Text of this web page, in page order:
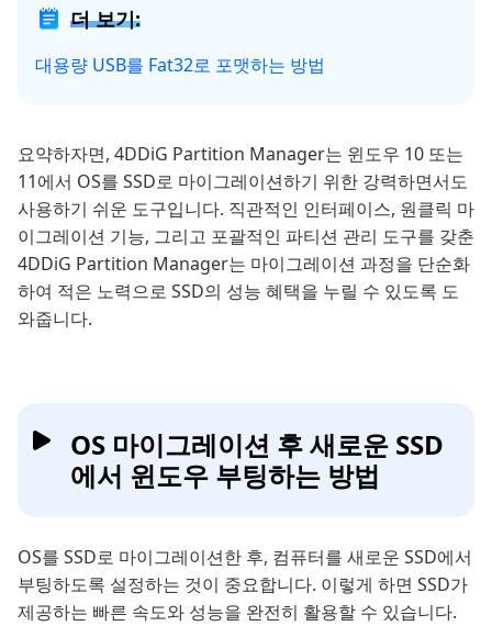
더 보기:
대용량 USB를 Fat32로 포맷하는 방법
요약하자면, 4DDiG Partition Manager는 윈도우 10 또는
11에서 OS를 SSD로 마이그레이션하기 위한 강력하면서도
사용하기 쉬운 도구입니다. 직관적인 인터페이스, 원클릭 마
이그레이션 기능, 그리고 포괄적인 파티션 관리 도구를 갖춘
4DDiG Partition Manager는 마이그레이션 과정을 단순화
하여 적은 노력으로 SSD의 성능 혜택을 누릴 수 있도록 도
와줍니다.
OS 마이그레이션 후 새로운 SSD
에서 윈도우 부팅하는 방법
OS를 SSD로 마이그레이션한 후, 컴퓨터를 새로운 SSD에서
부팅하도록 설정하는 것이 중요합니다. 이렇게 하면 SSD가
제공하는 빠른 속도와 성능을 완전히 활용할 수 있습니다.